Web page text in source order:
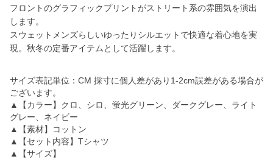
フロントのグラフィックプリントがストリート系の雰囲気を演出
します。
スウェットメンズらしいゆったりシルエットで快適な着心地を実
現。秋冬の定番アイテムとして活躍します。
サイズ表記単位：CM 採寸に個人差があり1-2cm誤差がある場合が
ございます。
▲【カラー】クロ、シロ、蛍光グリーン、ダークグレー、ライト
グレー、ネイビー
▲【素材】コットン
▲【セット内容】Tシャツ
▲【サイズ】